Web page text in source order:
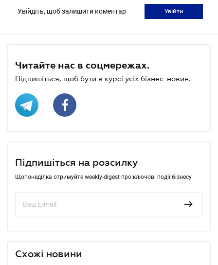
Увійдіть, щоб залишити коментар увійти
Читайте нас в соцмережах.
Підпишіться, щоб бути в курсі усіх бізнес-новин.
Підпишіться на розсилку
Щопонеділка отримуйте weekly-digest про ключові події бізнесу
Схожі новини